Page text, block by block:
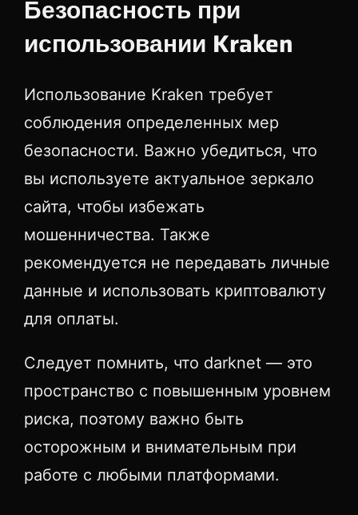
Безопасность при
использовании Kraken
Использование Kraken требует
соблюдения определенных мер
безопасности. Важно убедиться, что
вы используете актуальное зеркало
сайта, чтобы избежать
мошенничества. Также
рекомендуется не передавать личные
данные и использовать криптовалюту
для оплаты.
Следует помнить, что darknet — это
пространство с повышенным уровнем
риска, поэтому важно быть
осторожным и внимательным при
работе с любыми платформами.